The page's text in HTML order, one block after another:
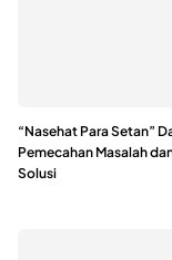
“Nasehat Para Setan”
Pemecahan Masalah
Solusi